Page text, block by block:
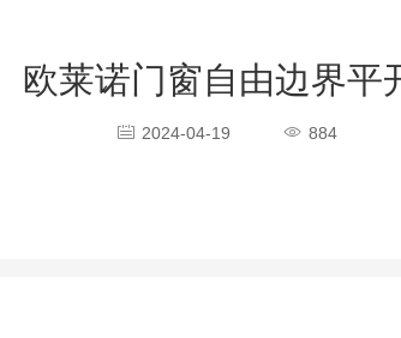
欧莱诺门窗自由边界平
2024-04-19 884